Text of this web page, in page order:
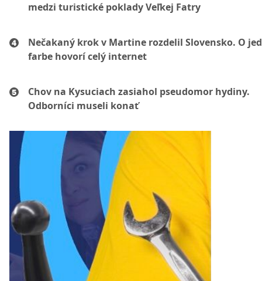
medzi turistické poklady Veľkej Fatry
Nečakaný krok v Martine rozdelil Slovensko. O
farbe hovorí celý internet
Chov na Kysuciach zasiahol pseudomor hydiny.
Odborníci museli konať